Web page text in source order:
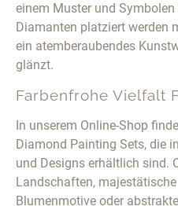
einem Muster und
Diamanten platziert werden
ein atemberaubendes
glänzt.
Farbenfrohe Vielfalt
In unserem Online-Shop
Diamond Painting Sets, die
und Designs erhältlich sind.
Landschaften,
Blumenmotive oder